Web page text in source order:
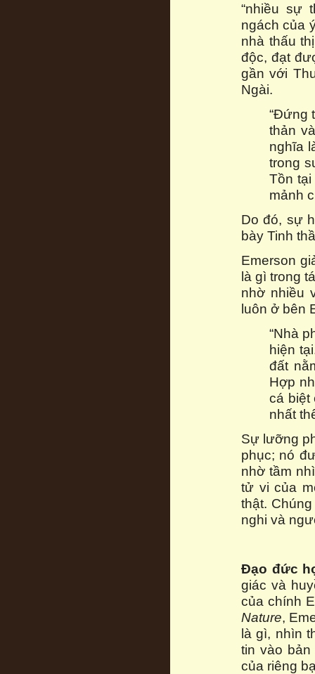
“nhiều sự
ngách của
nhà thấu
độc, đạt
gần với
Ngài.
“Đứng
thản
nghĩa
trong
Tồn
mảnh
Do đó, sự
bày Tinh
Emerson
là gì trong
nhờ nhiều
luôn ở bên
“Nhà
hiện
đất
Hợp
cá biệt
nhất
Sự lưỡng
phục; nó
nhờ tầm
tử vi của
thật.
nghi và
Đạo đức
giác và
của chính
Nature,
là gì, nhìn
tin vào
của riêng